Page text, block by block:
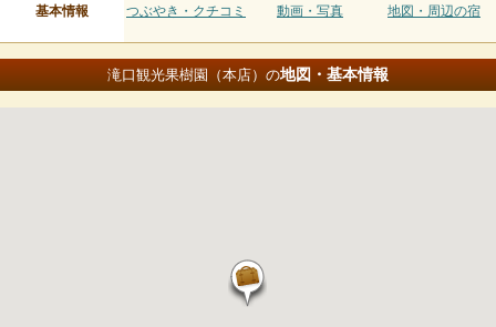
基本情報 つぶやき・クチコミ 動画・写真 地図・周辺の宿
滝口観光果樹園（本店）の地図・基本情報